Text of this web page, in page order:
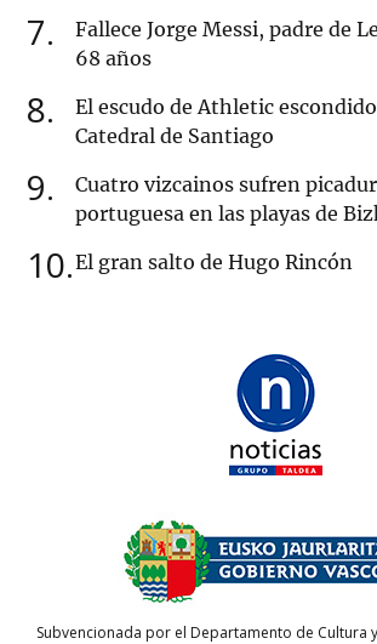
7
Fallece Jorge Messi, padre de
68 años
8
El escudo de Athletic
Catedral de Santiago
9
Cuatro vizcainos sufren
portuguesa en las playas de
10 El gran salto de Hugo Rincón
Subvencionada por el Departamento de Cultura